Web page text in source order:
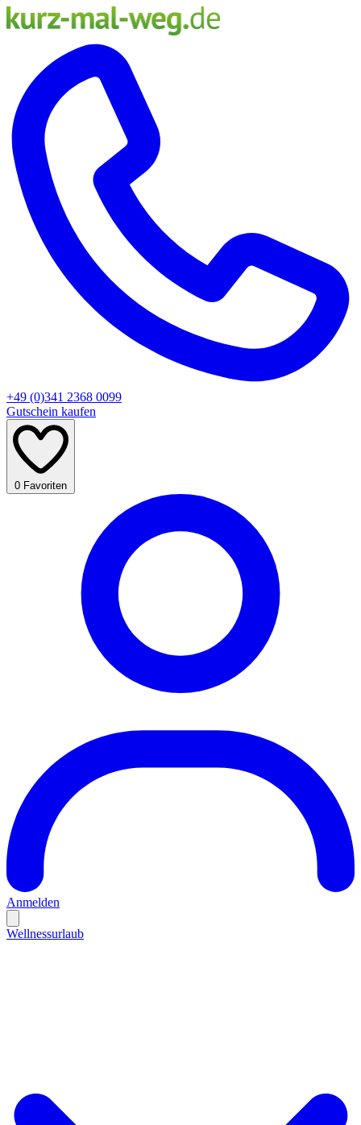
+49 (0)341 2368 0099
Gutschein kaufen
0 Favoriten
Anmelden
Wellnessurlaub